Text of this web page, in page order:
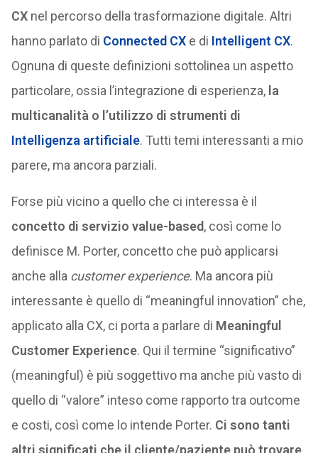
CXnel percorso della trasformazione digitale. Altri
hanno parlato di Connected CXe di Intelligent CX.
Ognuna di queste definizioni sottolinea un aspetto
particolare, ossia l’integrazione di esperienza, la
multicanalità o l’utilizzo di strumenti di
Intelligenza artificiale. Tutti temi interessanti a mio
parere, ma ancora parziali.
Forse più vicino a quello che ci interessa è il
concetto di servizio value-based, così come lo
definisce M. Porter, concetto che può applicarsi
anche alla customer experience. Ma ancora più
interessante è quello di “meaningful innovation” che,
applicato alla CX, ci porta a parlare di Meaningful
Customer Experience. Qui il termine “significativo”
(meaningful) è più soggettivo ma anche più vasto di
quello di “valore” inteso come rapporto tra outcome
e costi, così come lo intende Porter. Ci sono tanti
altri significati che il cliente/paziente può trovare